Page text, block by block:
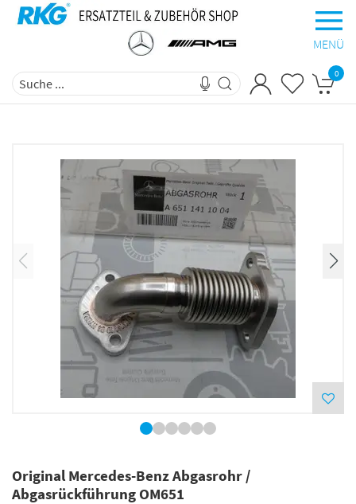
MENÜ
0
Original Mercedes-Benz Abgasrohr /
Abgasrückführung OM651